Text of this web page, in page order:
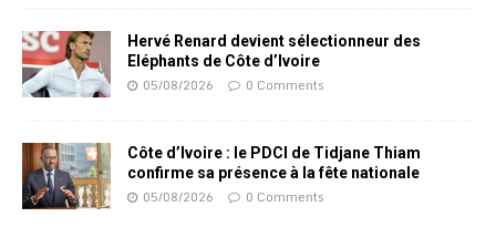
Hervé Renard devient sélectionneur des
Eléphants de Côte d’Ivoire
05/08/2026 0 Comments
Côte d’Ivoire : le PDCI de Tidjane Thiam
confirme sa présence à la fête nationale
05/08/2026 0 Comments